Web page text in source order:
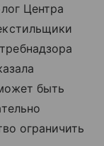
Центра
быть
ограничить